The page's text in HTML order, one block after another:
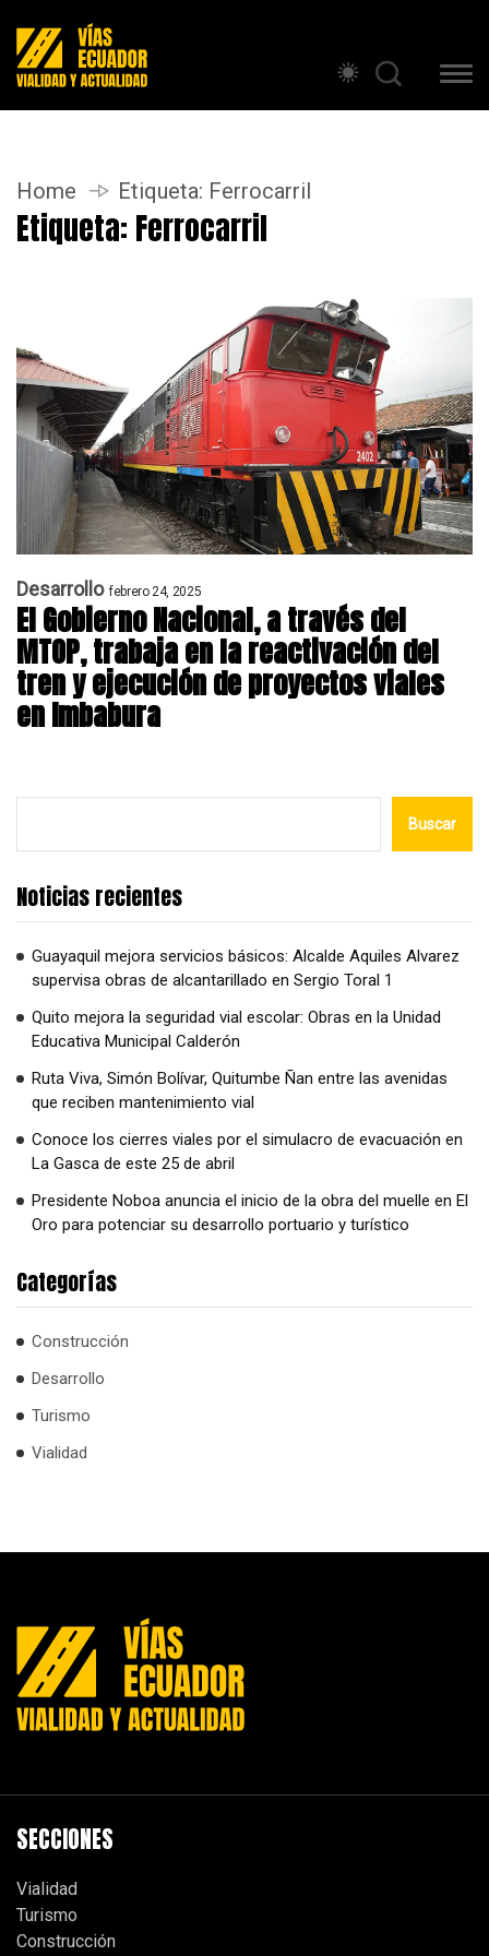
Home Etiqueta: Ferrocarril
Etiqueta: Ferrocarril
Desarrollo febrero 24, 2025
El Gobierno Nacional, a través del
MTOP, trabaja en la reactivación del
tren y ejecución de proyectos viales
en Imbabura
Buscar
Noticias recientes
Guayaquil mejora servicios básicos: Alcalde Aquiles Alvarez
supervisa obras de alcantarillado en Sergio Toral 1
Quito mejora la seguridad vial escolar: Obras en la Unidad
Educativa Municipal Calderón
Ruta Viva, Simón Bolívar, Quitumbe Ñan entre las avenidas
que reciben mantenimiento vial
Conoce los cierres viales por el simulacro de evacuación en
La Gasca de este 25 de abril
Presidente Noboa anuncia el inicio de la obra del muelle en El
Oro para potenciar su desarrollo portuario y turístico
Categorías
Construcción
Desarrollo
Turismo
Vialidad
SECCIONES
Vialidad
Turismo
Construcción